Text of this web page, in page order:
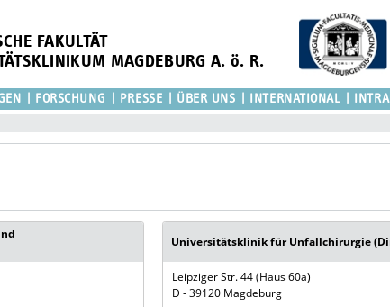
FAKULTÄT
MAGDEBURG A. ö. R.
FORSCHUNG PRESSE ÜBER UNS INTERNATIONAL
Universitätsklinik für Unfallchirurgie
Leipziger Str. 44 (Haus 60a)
D - 39120 Magdeburg